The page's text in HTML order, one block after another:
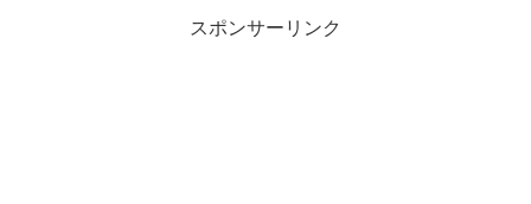
スポンサーリンク